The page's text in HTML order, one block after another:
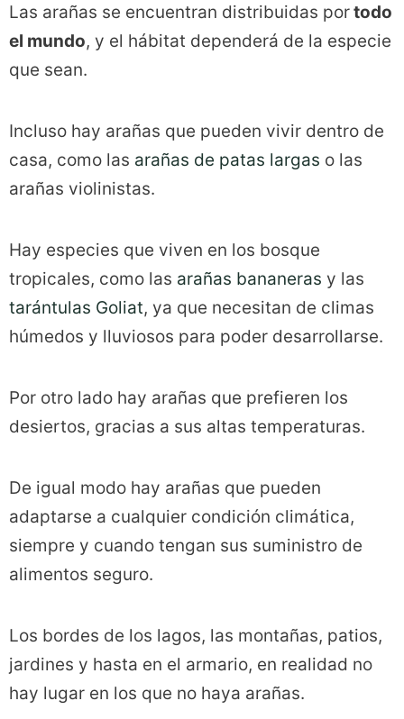
Las arañas se encuentran distribuidas portodo
el mundo, y el hábitat dependerá de la especie
que sean.
Incluso hay arañas que pueden vivir dentro de
casa, como las arañas de patas largas o las
arañas violinistas.
Hay especies que viven en los bosque
tropicales, como las arañas bananeras y las
tarántulas Goliat, ya que necesitan de climas
húmedos y lluviosos para poder desarrollarse.
Por otro lado hay arañas que prefieren los
desiertos, gracias a sus altas temperaturas.
De igual modo hay arañas que pueden
adaptarse a cualquier condición climática,
siempre y cuando tengan sus suministro de
alimentos seguro.
Los bordes de los lagos, las montañas, patios,
jardines y hasta en el armario, en realidad no
hay lugar en los que no haya arañas.